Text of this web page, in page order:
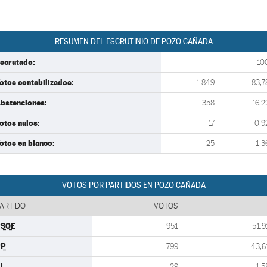
RESUMEN DEL ESCRUTINIO DE POZO CAÑADA
contabilizados: 1.849
358
nulos: 17
en blanco: 25
VOTOS POR PARTIDOS EN POZO CAÑADA
VOTOS
951
799